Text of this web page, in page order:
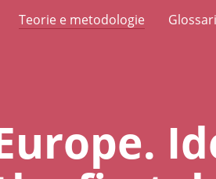
Teorie e metodologie